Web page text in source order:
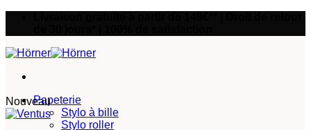
Papeterie
Stylo à bille
Stylo roller
Nouveau